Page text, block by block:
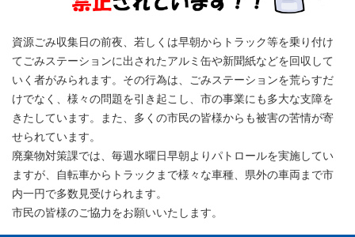
資源ごみ収集日の前夜、若しくは早朝からトラック等を乗り付け
てごみステーションに出されたアルミ缶や新聞紙などを回収して
いく者がみられます。その行為は、ごみステーションを荒らすだ
けでなく、様々の問題を引き起こし、市の事業にも多大な支障を
きたしています。また、多くの市民の皆様からも被害の苦情が寄
せられています。
廃棄物対策課では、毎週水曜日早朝よりパトロールを実施してい
ますが、自転車からトラックまで様々な車種、県外の車両まで市
内一円で多数見受けられます。
市民の皆様のご協力をお願いいたします。